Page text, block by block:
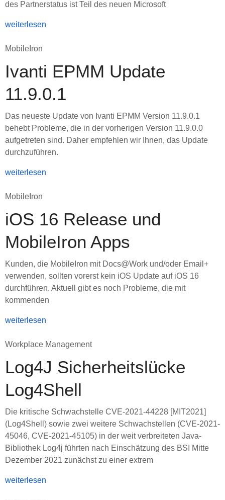
des Partnerstatus ist Teil des neuen Microsoft
weiterlesen
MobileIron
Ivanti EPMM Update
11.9.0.1
Das neueste Update von Ivanti EPMM Version 11.9.0.1
behebt Probleme, die in der vorherigen Version 11.9.0.0
aufgetreten sind. Daher empfehlen wir Ihnen, das Update
durchzuführen.
weiterlesen
MobileIron
iOS 16 Release und
MobileIron Apps
Kunden, die MobileIron mit Docs@Work und/oder Email+
verwenden, sollten vorerst kein iOS Update auf iOS 16
durchführen. Aktuell gibt es noch Probleme, die mit
kommenden
weiterlesen
Workplace Management
Log4J Sicherheitslücke
Log4Shell
Die kritische Schwachstelle CVE-2021-44228 [MIT2021]
(Log4Shell) sowie zwei weitere Schwachstellen (CVE-2021-
45046, CVE-2021-45105) in der weit verbreiteten Java-
Bibliothek Log4j führten nach Einschätzung des BSI Mitte
Dezember 2021 zunächst zu einer extrem
weiterlesen